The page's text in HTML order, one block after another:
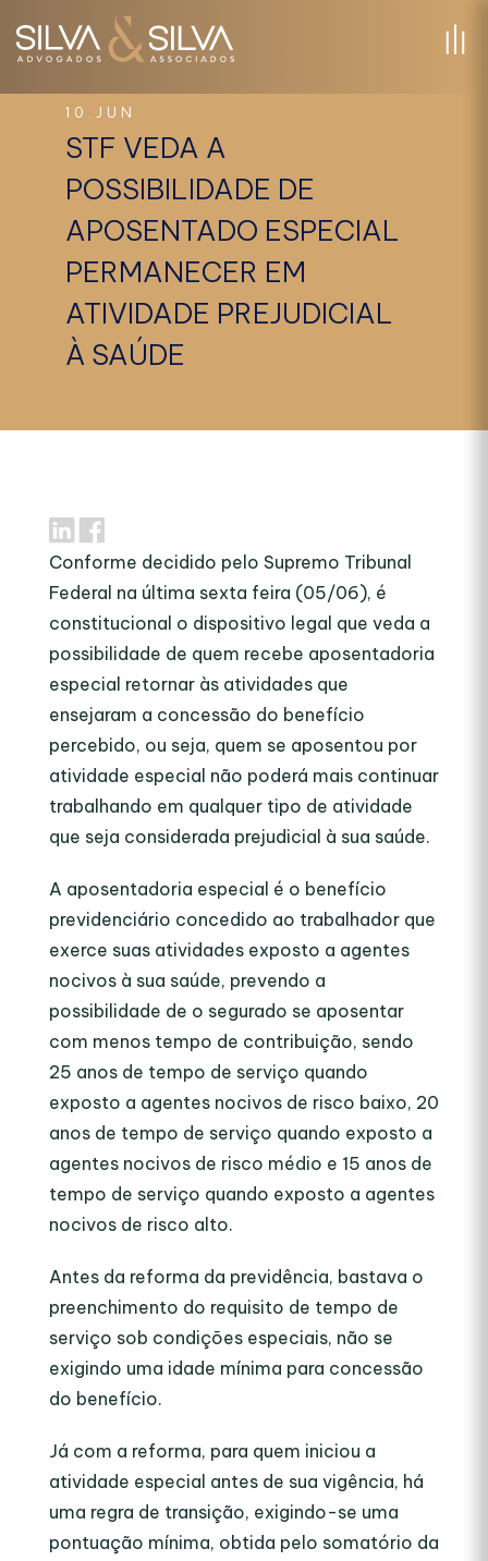
10.JUN
STF VEDA A
POSSIBILIDADE DE
APOSENTADO ESPECIAL
PERMANECER EM
ATIVIDADE PREJUDICIAL
À SAÚDE
Conforme decidido pelo Supremo Tribunal
Federal na última sexta feira (05/06), é
constitucional o dispositivo legal que veda a
possibilidade de quem recebe aposentadoria
especial retornar às atividades que
ensejaram a concessão do benefício
percebido, ou seja, quem se aposentou por
atividade especial não poderá mais continuar
trabalhando em qualquer tipo de atividade
que seja considerada prejudicial à sua saúde.
A aposentadoria especial é o benefício
previdenciário concedido ao trabalhador que
exerce suas atividades exposto a agentes
nocivos à sua saúde, prevendo a
possibilidade de o segurado se aposentar
com menos tempo de contribuição, sendo
25 anos de tempo de serviço quando
exposto a agentes nocivos de risco baixo, 20
anos de tempo de serviço quando exposto a
agentes nocivos de risco médio e 15 anos de
tempo de serviço quando exposto a agentes
nocivos de risco alto.
Antes da reforma da previdência, bastava o
preenchimento do requisito de tempo de
serviço sob condições especiais, não se
exigindo uma idade mínima para concessão
do benefício.
Já com a reforma, para quem iniciou a
atividade especial antes de sua vigência, há
uma regra de transição, exigindo-se uma
pontuação mínima, obtida pelo somatório da